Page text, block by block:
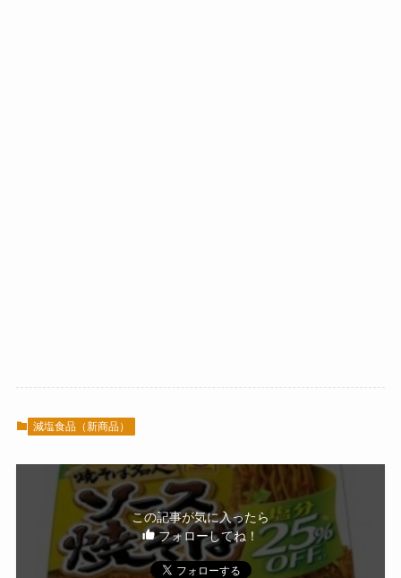
減塩食品（新商品）
この記事が気に入ったら
フォローしてね！